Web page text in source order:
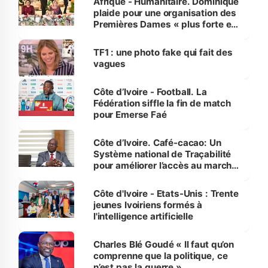
plaide pour une organisation des
Premières Dames « plus forte et
sur la scène internationale »
TF1 : une photo fake qui fait des
vagues
Côte d’Ivoire - Football. La
Fédération siffle la fin de match
pour Emerse Faé
Côte d’Ivoire. Café-cacao: Un
Système national de Traçabilité
pour améliorer l’accès au marché
Côte d'Ivoire - Etats-Unis : Trente
jeunes Ivoiriens formés à
l'intelligence artificielle
Charles Blé Goudé « Il faut qu’on
comprenne que la politique, ce